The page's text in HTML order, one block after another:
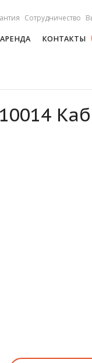
Сотрудничество
АРЕНДА КОНТАКТЫ